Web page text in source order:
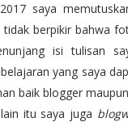
saya
tidak berpikir bahwa
isi tulisan
yang saya
baik blogger
itu saya juga